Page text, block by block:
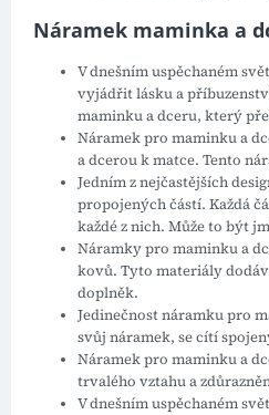
Náramek maminka a
V dnešním uspěchaném
vyjádřit lásku a
maminku a dceru, který
Náramek pro maminku a
a dcerou k matce. Tento
Jedním z nejčastějších
propojených částí. Každá
každé z nich. Může to být
Náramky pro maminku a
kovů. Tyto materiály
doplněk.
Jedinečnost náramku pro
svůj náramek, se cítí
Náramek pro maminku a
trvalého vztahu a
V dnešním uspěchaném